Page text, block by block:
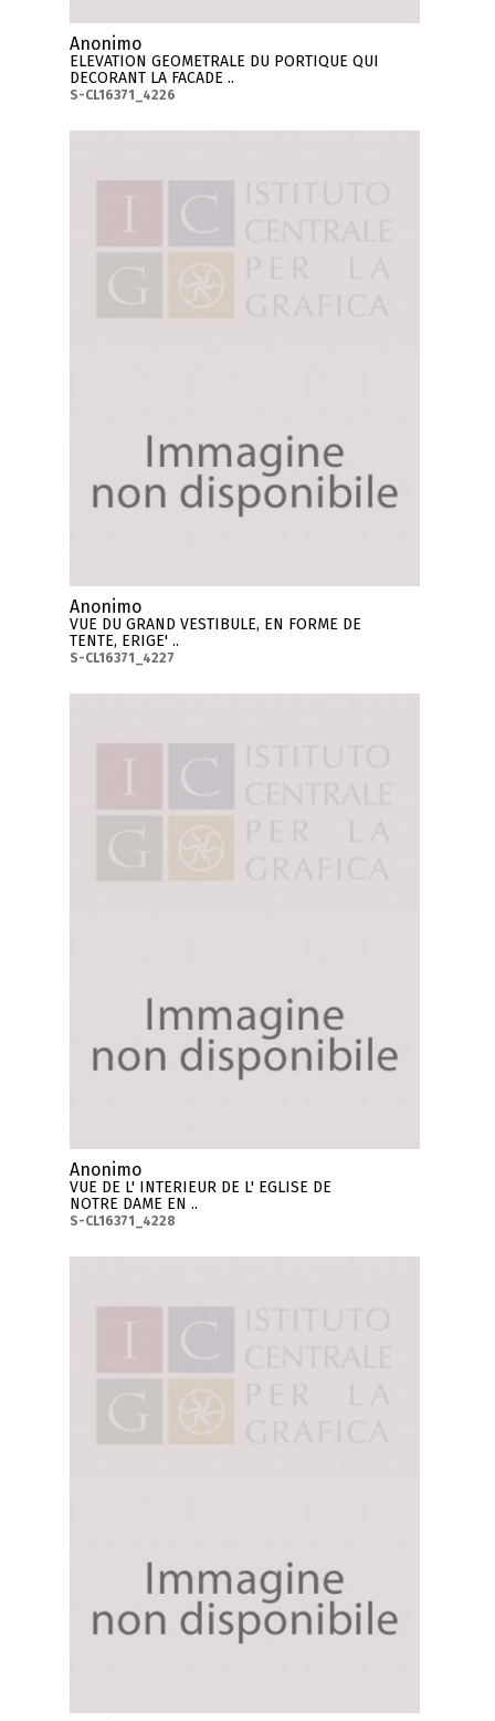
Anonimo
ELEVATION GEOMETRALE DU PORTIQUE QUI
DECORANT LA FACADE ..
S-CL16371_4226
Anonimo
VUE DU GRAND VESTIBULE, EN FORME DE
TENTE, ERIGE' ..
S-CL16371_4227
Anonimo
VUE DE L' INTERIEUR DE L' EGLISE DE
NOTRE DAME EN ..
S-CL16371_4228